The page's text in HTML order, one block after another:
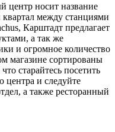
центр носит название
между станциями
Карштадт предлагает
а так же
и огромное количество
магазине сортированы
старайтесь посетить
центра и следуйте
а также ресторанный